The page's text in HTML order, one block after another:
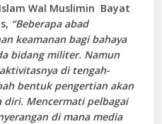
Wal Muslimin Bayat
“Beberapa abad
keamanan bagi bahaya
bidang militer. Namun
di tengah-
bentuk pengertian akan
diri. Mencermati pelbagai
di mana media